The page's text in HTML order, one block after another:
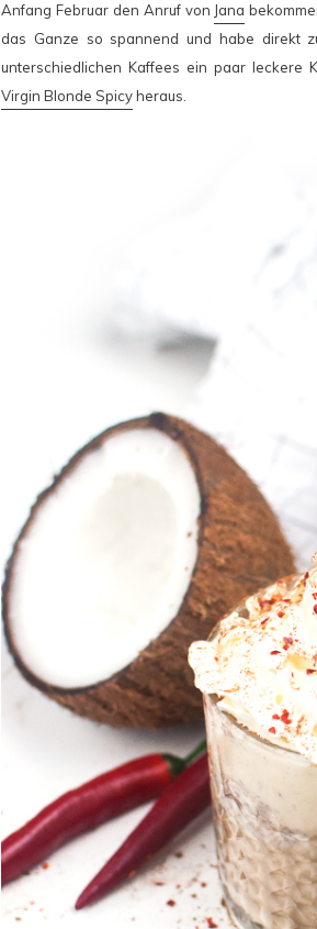
Anfang Februar den Anruf von Jana
das Ganze so spannend und habe direkt
unterschiedlichen Kaffees ein paar leckere
Virgin Blonde Spicyheraus.